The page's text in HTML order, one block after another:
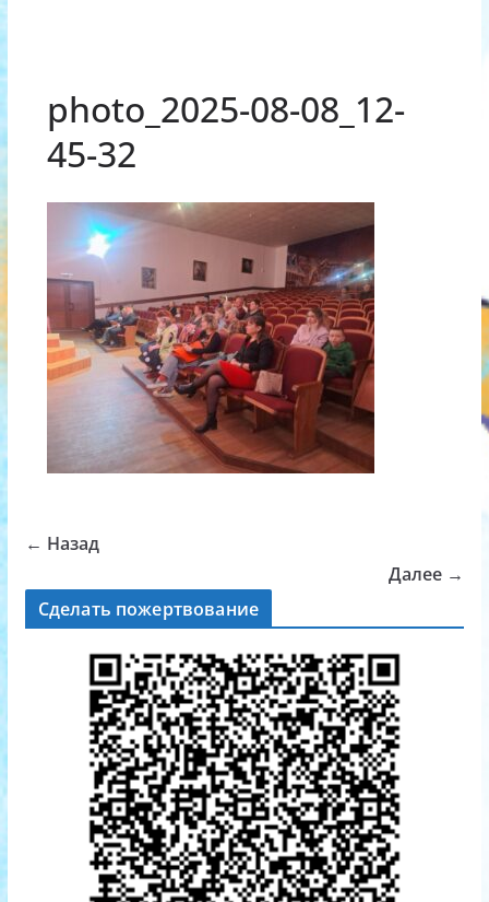
photo_2025-08-08_12-
45-32
← Назад
Далее →
Сделать пожертвование